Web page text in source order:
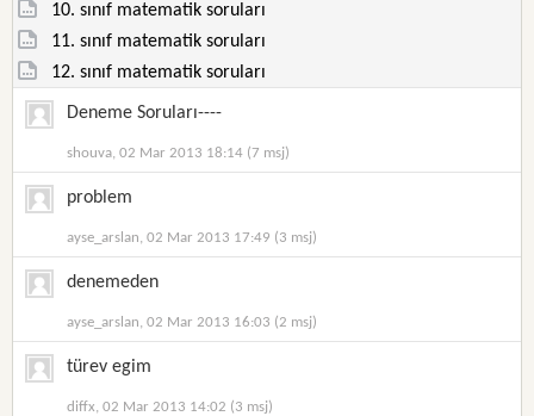
10. sınıf matematik soruları
11. sınıf matematik soruları
12. sınıf matematik soruları
Deneme Soruları----
shouva, 02 Mar 2013 18:14 (7 msj)
problem
ayse_arslan, 02 Mar 2013 17:49 (3 msj)
denemeden
ayse_arslan, 02 Mar 2013 16:03 (2 msj)
türev egim
diffx, 02 Mar 2013 14:02 (3 msj)